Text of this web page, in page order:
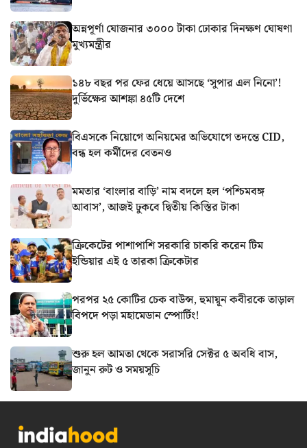
অন্নপূর্ণা যোজনার ৩০০০ টাকা ঢোকার দিনক্ষণ ঘোষণা
মুখ্যমন্ত্রীর
১৪৮ বছর পর ফের ধেয়ে আসছে ‘সুপার এল নিনো’!
দুর্ভিক্ষের আশঙ্কা ৪৫টি দেশে
বিএসকে নিয়োগে অনিয়মের অভিযোগে তদন্তে CID,
বন্ধ হল কর্মীদের বেতনও
মমতার ‘বাংলার বাড়ি’ নাম বদলে হল ‘পশ্চিমবঙ্গ
আবাস’, আজই ঢুকবে দ্বিতীয় কিস্তির টাকা
ক্রিকেটের পাশাপাশি সরকারি চাকরি করেন টিম
ইন্ডিয়ার এই ৫ তারকা ক্রিকেটার
পরপর ২৫ কোটির চেক বাউন্স, হুমায়ূন কবীরকে তাড়াল
বিপদে পড়া মহামেডান স্পোর্টিং!
শুরু হল আমতা থেকে সরাসরি সেক্টর ৫ অবধি বাস,
জানুন রুট ও সময়সূচি